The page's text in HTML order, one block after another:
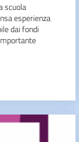
scuola
esperienza
dai fondi